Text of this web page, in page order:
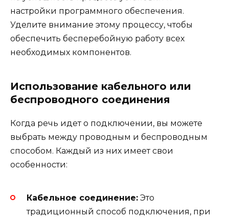
настройки программного обеспечения.
Уделите внимание этому процессу, чтобы
обеспечить бесперебойную работу всех
необходимых компонентов.
Использование кабельного или
беспроводного соединения
Когда речь идет о подключении, вы можете
выбрать между проводным и беспроводным
способом. Каждый из них имеет свои
особенности:
Кабельное соединение: Это
традиционный способ подключения, при